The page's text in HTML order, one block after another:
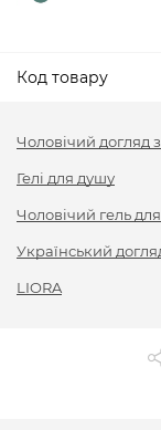
Код товару
Чоловічий догляд
Гелі для душу
Чоловічий гель
Український
LIORA